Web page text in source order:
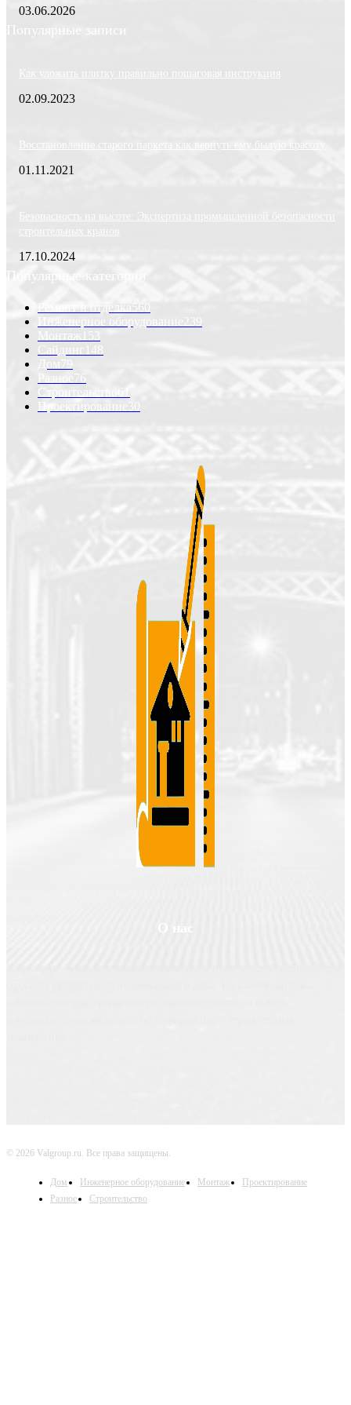
03.06.2026
Популярные записи
Как уложить плитку правильно пошаговая инструкция
02.09.2023
Восстановление старого паркета как вернуть ему былую красоту
01.11.2021
Безопасность на высоте: Экспертиза промышленной безопасности
строительных кранов
17.10.2024
Популярные категории
Ремонт и отделка 560
Инженерное оборудование 239
Монтаж
153
Сайдинг
148
79
Разное
76
Строительство
61
Проектирование
© 2026 Valgroup.ru. Все права защищены.
Дом Инженерное оборудование Монтаж
Проектирование
Разное
Строительство